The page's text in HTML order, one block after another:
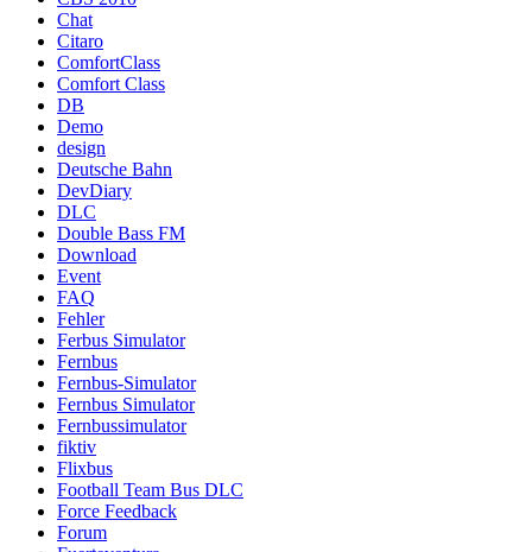
Chat
Citaro
ComfortClass
Comfort Class
DB
Demo
design
Deutsche Bahn
DevDiary
DLC
Double Bass FM
Download
Event
FAQ
Fehler
Ferbus Simulator
Fernbus
Fernbus-Simulator
Fernbus Simulator
Fernbussimulator
fiktiv
Flixbus
Football Team Bus DLC
Force Feedback
Forum